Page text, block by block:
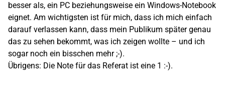
besser als, ein PC beziehungsweise ein Windows-Notebook
eignet. Am wichtigsten ist für mich, dass ich mich einfach
darauf verlassen kann, dass mein Publikum später genau
das zu sehen bekommt, was ich zeigen wollte – und ich
sogar noch ein bisschen mehr ;-).
Übrigens: Die Note für das Referat ist eine 1 :-).